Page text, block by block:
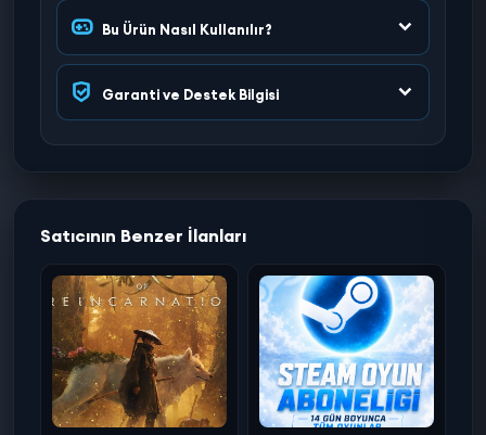
Bu Ürün Nasıl Kullanılır?
Garanti ve Destek Bilgisi
Satıcının Benzer İlanları